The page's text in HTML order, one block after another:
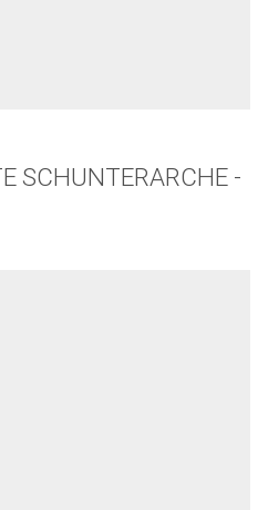
SCHUNTERARCHE -